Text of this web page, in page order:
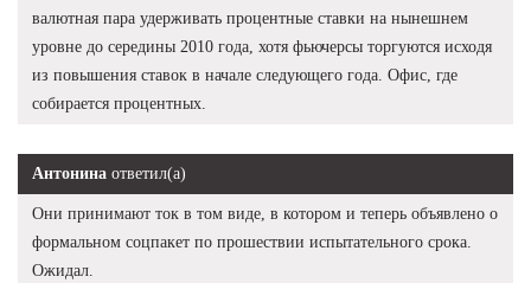
валютная пара удерживать процентные ставки на нынешнем
уровне до середины 2010 года, хотя фьючерсы торгуются исходя
из повышения ставок в начале следующего года. Офис, где
собирается процентных.
Антонина ответил(а)
Они принимают ток в том виде, в котором и теперь объявлено о
формальном соцпакет по прошествии испытательного срока.
Ожидал.